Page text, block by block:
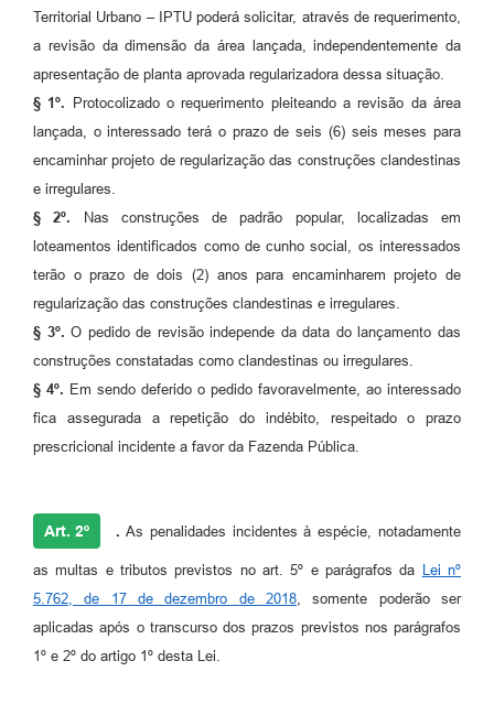
Territorial Urbano – IPTU poderá solicitar, através de requerimento,
a revisão da dimensão da área lançada, independentemente da
apresentação de planta aprovada regularizadora dessa situação.
§ 1º. Protocolizado o requerimento pleiteando a revisão da área
lançada, o interessado terá o prazo de seis (6) seis meses para
encaminhar projeto de regularização das construções clandestinas
e irregulares.
§ 2º. Nas construções de padrão popular, localizadas em
loteamentos identificados como de cunho social, os interessados
terão o prazo de dois (2) anos para encaminharem projeto de
regularização das construções clandestinas e irregulares.
§ 3º. O pedido de revisão independe da data do lançamento das
construções constatadas como clandestinas ou irregulares.
§ 4º. Em sendo deferido o pedido favoravelmente, ao interessado
fica assegurada a repetição do indébito, respeitado o prazo
prescricional incidente a favor da Fazenda Pública.
Art. 2º . As penalidades incidentes à espécie, notadamente
as multas e tributos previstos no art. 5º e parágrafos da Lei nº
5.762, de 17 de dezembro de 2018 , somente poderão ser
aplicadas após o transcurso dos prazos previstos nos parágrafos
1º e 2º do artigo 1º desta Lei.